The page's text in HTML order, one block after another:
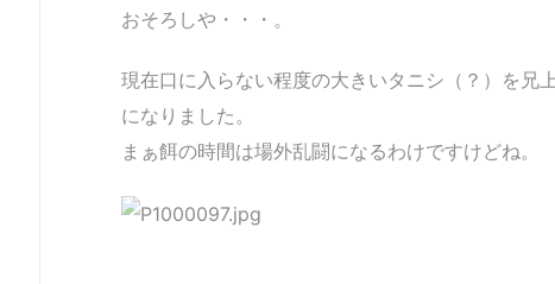
おそろしや・・・ 。
現在口に入らない程度の大きいタニシ（？）を兄
になりました。
まぁ餌の時間は場外乱闘になるわけですけどね。